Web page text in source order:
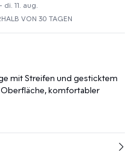
11. aug.
VON 30 TAGEN
mit Streifen und gesticktem
komfortabler